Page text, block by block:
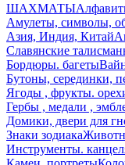
ШАХМАТЫ
Амулеты, символы,
Азия, Индия, Китай
Славянские
Бордюры. багеты
Бутоны, серединки,
Ягоды , фрукты.
Гербы , медали ,
Домики, двери для
Знаки зодиака
Инструменты.